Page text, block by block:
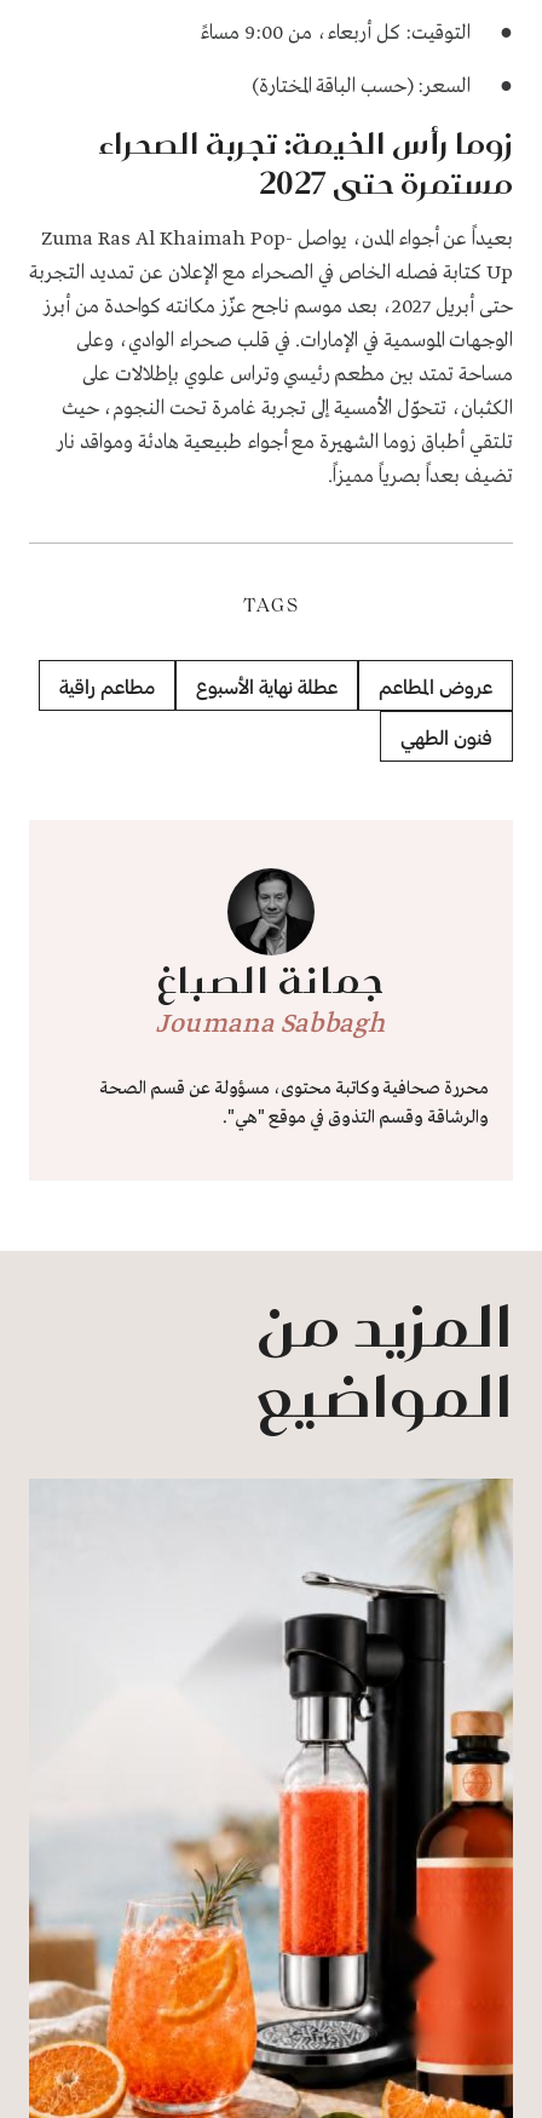
● التوقيت: كل أربعاء، من 9:00 مساءً
● السعر: (حسب الباقة المختارة)
زوما رأس الخيمة: تجربة الصحراء
مستمرة حتى 2027
بعيداً عن أجواء المدن، يواصل Zuma Ras Al Khaimah Pop-
Up كتابة فصله الخاص في الصحراء مع الإعلان عن تمديد التجربة
حتى أبريل 2027، بعد موسم ناجح عزّز مكانته كواحدة من أبرز
الوجهات الموسمية في الإمارات. في قلب صحراء الوادي، وعلى
مساحة تمتد بين مطعم رئيسي وتراس علوي بإطلالات على
الكثبان، تتحوّل الأمسية إلى تجربة غامرة تحت النجوم، حيث
تلتقي أطباق زوما الشهيرة مع أجواء طبيعية هادئة ومواقد نار
تضيف بعداً بصرياً مميزاً.
TAGS
عروض المطاعم عطلة نهاية الأسبوع مطاعم راقية
فنون الطهي
جمانة الصباغ
Joumana Sabbagh
محررة صحافية وكاتبة محتوى، مسؤولة عن قسم الصحة
والرشاقة وقسم التذوق في موقع "هي".
المزيد من
المواضيع